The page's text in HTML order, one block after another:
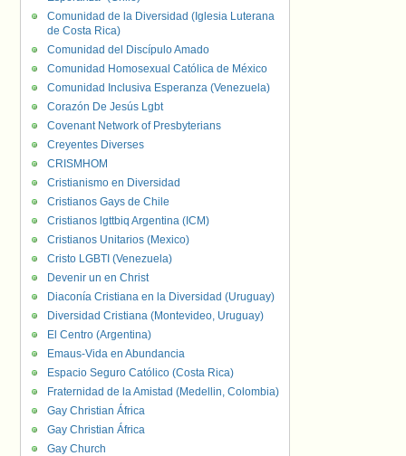
Comunidad de la Diversidad (Iglesia Luterana
de Costa Rica)
Comunidad del Discípulo Amado
Comunidad Homosexual Católica de México
Comunidad Inclusiva Esperanza (Venezuela)
Corazón De Jesús Lgbt
Covenant Network of Presbyterians
Creyentes Diverses
CRISMHOM
Cristianismo en Diversidad
Cristianos Gays de Chile
Cristianos lgttbiq Argentina (ICM)
Cristianos Unitarios (Mexico)
Cristo LGBTI (Venezuela)
Devenir un en Christ
Diaconía Cristiana en la Diversidad (Uruguay)
Diversidad Cristiana (Montevideo, Uruguay)
El Centro (Argentina)
Emaus-Vida en Abundancia
Espacio Seguro Católico (Costa Rica)
Fraternidad de la Amistad (Medellin, Colombia)
Gay Christian África
Gay Christian África
Gay Church